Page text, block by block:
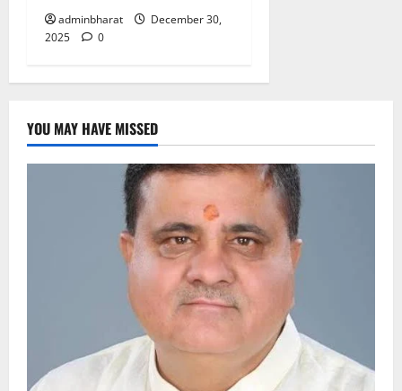
adminbharat
December 30,
2025
0
YOU MAY HAVE MISSED